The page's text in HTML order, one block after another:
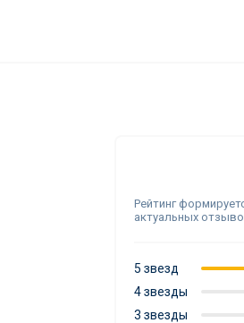
Рейтинг
актуальных
5 звезд
4 звезды
3 звезды